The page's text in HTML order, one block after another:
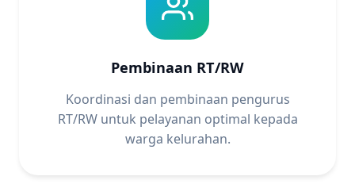
Pembinaan RT/RW
Koordinasi dan pembinaan pengurus
RT/RW untuk pelayanan optimal kepada
warga kelurahan.